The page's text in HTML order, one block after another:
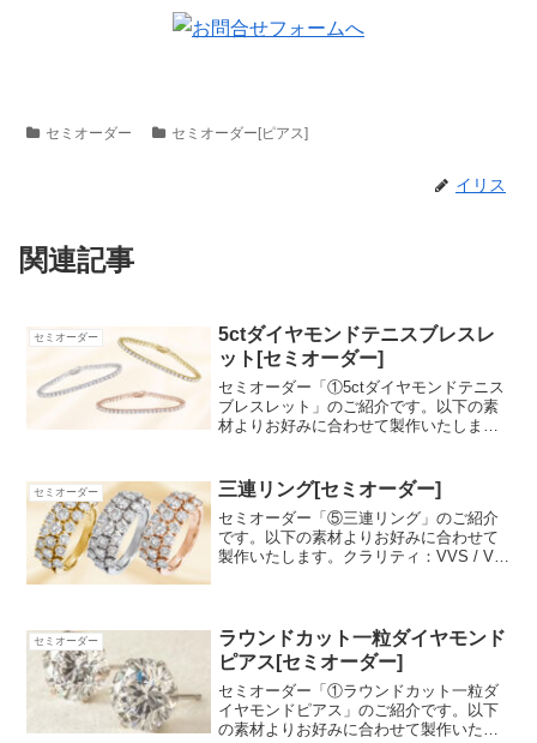
セミオーダー セミオーダー[ピアス]
イリス
関連記事
セミオーダー
5ctダイヤモンドテニスブレスレ
ット[セミオーダー]
セミオーダー「①5ctダイヤモンドテニス
ブレスレット」のご紹介です。以下の素
材よりお好みに合わせて製作いたしま
別書：希望 / なし【5c...
セミオーダー 三連リング[セミオーダー]
セミオーダー「⑤三連リング」のご紹介
です。以下の素材よりお好みに合わせて
製作いたします。クラリティ：VVS / VS
セミオーダー
ラウンドカット一粒ダイヤモンド
ピアス[セミオーダー]
セミオーダー「①ラウンドカット一粒ダ
イヤモンドピアス」のご紹介です。以下
の素材よりお好みに合わせて製作いたし